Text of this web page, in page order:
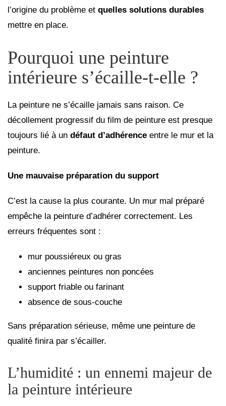
l’origine du problème et quelles solutions durables
mettre en place.
Pourquoi une peinture
intérieure s’écaille-t-elle ?
La peinture ne s’écaille jamais sans raison. Ce
décollement progressif du film de peinture est presque
toujours lié à un défaut d’adhérence entre le mur et la
peinture.
Une mauvaise préparation du support
C’est la cause la plus courante. Un mur mal préparé
empêche la peinture d’adhérer correctement. Les
erreurs fréquentes sont :
mur poussiéreux ou gras
anciennes peintures non poncées
support friable ou farinant
absence de sous-couche
Sans préparation sérieuse, même une peinture de
qualité finira par s’écailler.
L’humidité : un ennemi majeur de
la peinture intérieure